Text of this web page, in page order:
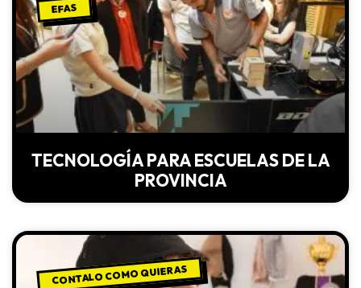
EFAS
TECNOLOGÍA PARA ESCUELAS DE LA
PROVINCIA
CONTALO COMO QUIERAS